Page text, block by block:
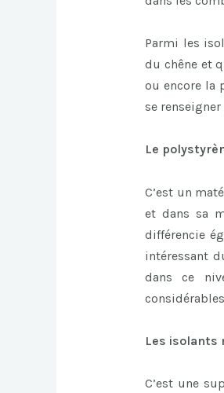
Parmi les
du chêne et
ou encore la
se
Le
C’est un
et dans sa
différencie
intéressant
dans ce
Les isolants
C’est une